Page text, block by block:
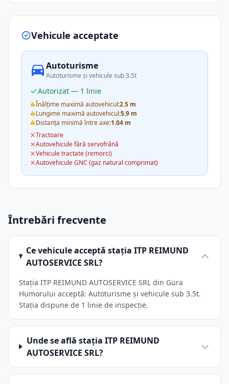
Vehicule acceptate
Autoturisme
Autoturisme și vehicule sub 3.5t
Autorizat — 1 linie
Înălțime maximă autovehicul:2.5 m
Lungime maximă autovehicul:5.9 m
Distanța minimă între axe:1.04 m
Tractoare
Autovehicule fără servofrână
Vehicule tractate (remorci)
Autovehicule GNC (gaz natural comprimat)
Întrebări frecvente
Ce vehicule acceptă stația ITP REIMUND
AUTOSERVICE SRL?
Stația ITP REIMUND AUTOSERVICE SRL din Gura
Humorului acceptă: Autoturisme și vehicule sub 3.5t.
Stația dispune de 1 linie de inspecție.
Unde se află stația ITP REIMUND
AUTOSERVICE SRL?